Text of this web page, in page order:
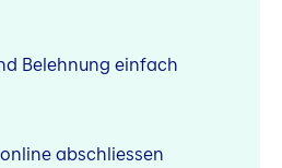
Belehnung einfach
abschliessen